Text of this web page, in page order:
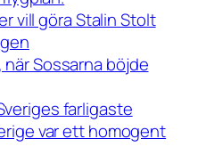
vill göra Stalin Stolt
Sossarna böjde
farligaste
var ett homogent